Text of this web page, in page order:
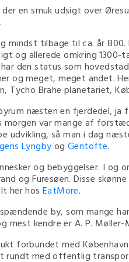
en smuk udsigt over
mindst tilbage til ca. år
og allerede omkring
den status som
og meget, meget andet.
Tycho Brahe planetariet,
næsten en fjerdedel,
morgen var mange af
udvikling, så man i dag
Lyngby ogGentofte.
og bebyggelser. I
og Furesøen. Disse
her hos EatMore.
by, som mange
kendre er A. P. Møller-
forbundet med
rundt med offentlig